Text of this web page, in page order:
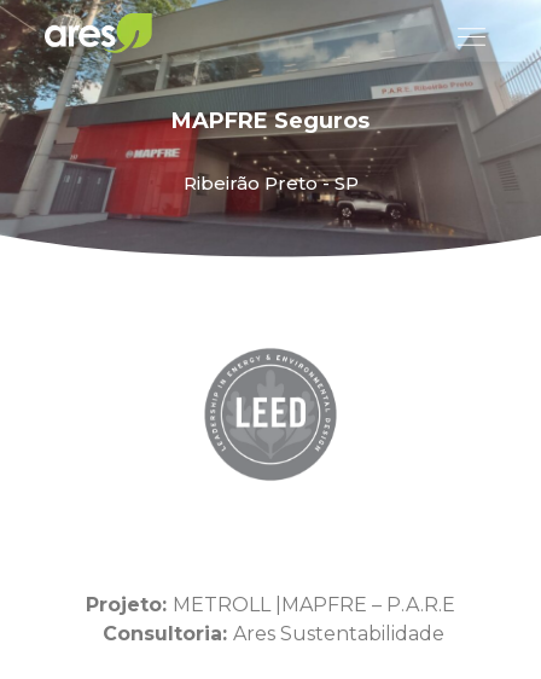
MAPFRE Seguros
Ribeirão Preto - SP
Projeto: METROLL |MAPFRE – P.A.R.E
Consultoria: Ares Sustentabilidade